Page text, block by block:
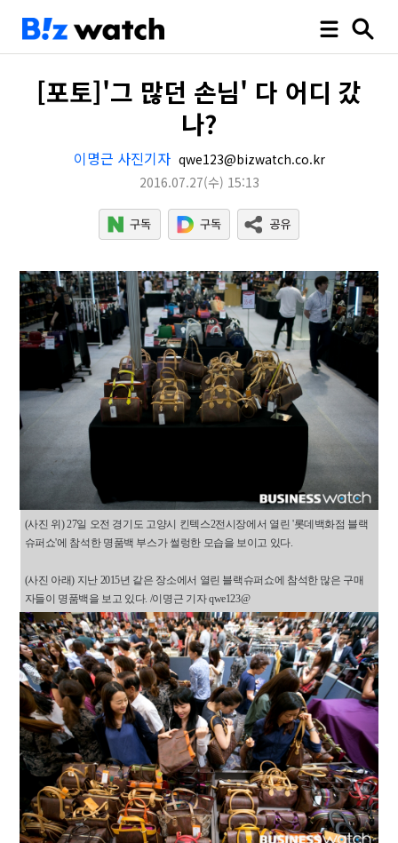
[포토]'그 많던 손님' 다 어디 갔
나?
이명근 사진기자 qwe123@bizwatch.co.kr
2016.07.27(수) 15:13
(사진 위) 27일 오전 경기도 고양시 킨텍스2전시장에서 열린 '롯데백화점 블랙
슈퍼쇼'에 참석한 명품백 부스가 썰렁한 모습을 보이고 있다.
(사진 아래) 지난 2015년 같은 장소에서 열린 블랙슈퍼쇼에 참석한 많은 구매
자들이 명품백을 보고 있다. /이명근 기자 qwe123@